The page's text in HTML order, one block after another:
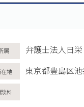
弁護士法人日
東京都豊島区